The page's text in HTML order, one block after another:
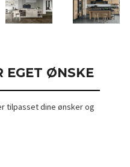
EGET ØNSKE
tilpasset dine ønsker og